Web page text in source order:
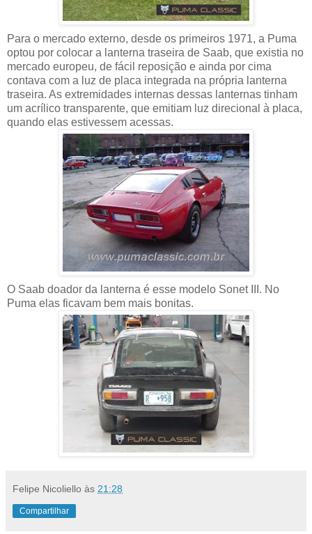
Para o mercado externo, desde os primeiros 1971, a Puma
optou por colocar a lanterna traseira de Saab, que existia no
mercado europeu, de fácil reposição e ainda por cima
contava com a luz de placa integrada na própria lanterna
traseira. As extremidades internas dessas lanternas tinham
um acrílico transparente, que emitiam luz direcional à placa,
quando elas estivessem acessas.
O Saab doador da lanterna é esse modelo Sonet III. No
Puma elas ficavam bem mais bonitas.
Felipe Nicoliello às 21:28
Compartilhar